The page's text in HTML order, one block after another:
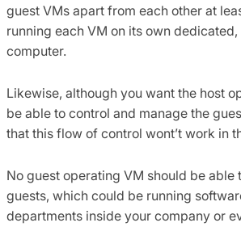
guest VMs apart from each other at
running each VM on its own
computer.
Likewise, although you want the host
be able to control and manage the
that this flow of control wont’t work in
No guest operating VM should be able
guests, which could be running
departments inside your company or